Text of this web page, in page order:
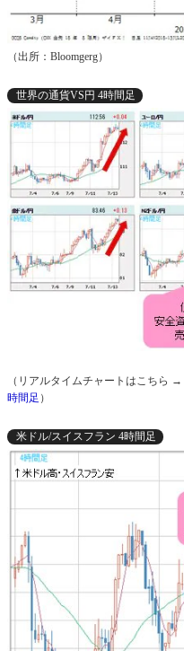
（出所：Bloomgerg）
世界の通貨VS円 4時間足
（リアルタイムチャートはこちら →
時間足 ）
米ドル/スイスフラン 4時間足